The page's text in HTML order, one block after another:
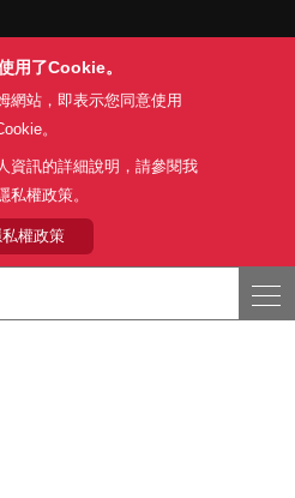
的 隱私權政策
售之標準條款(PDF)
LTD. ALL RIGHTS RESERVED.
用了Cookie。
網站，即表示您同意使用
。
資訊的詳細說明，請參閱我
私權政策。
私權政策